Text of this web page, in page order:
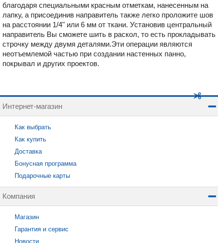
благодаря специальными красным отметкам, нанесенным на
лапку, а присоединив направитель также легко проложите шов
на расстоянии 1/4" или 6 мм от ткани. Установив центральный
направитель Вы сможете шить в раскол, то есть прокладывать
строчку между двумя деталями.Эти операции являются
неотъемлемой частью при создании настенных панно,
покрывал и других проектов.
Интернет-магазин
Как выбрать
Как купить
Доставка
Бонусная программа
Подарочные карты
Компания
Магазин
Гарантия и сервис
Новости